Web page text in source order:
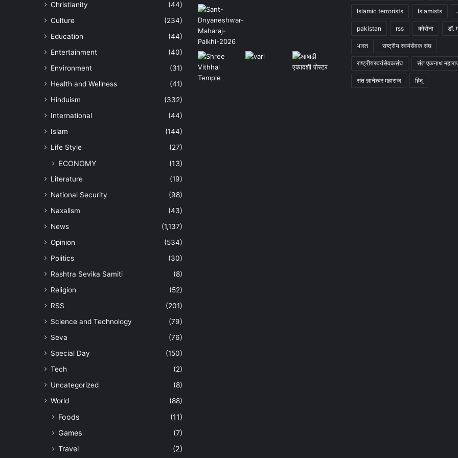
Christianity
(44)
Culture
(234)
Education
(44)
Entertainment
(40)
Environment
(31)
Health and Wellness
(41)
Hinduism
(332)
International
(44)
Islam
(144)
Life Style
(27)
ECONOMY (13)
Literature
(19)
National Security
(98)
Naxalism
(43)
News
(1,137)
Opinion
(534)
Politics
(30)
Rashtra Sevika Samiti
(8)
Religion
(52)
RSS
(201)
Science and Technology
(79)
Seva
(76)
Special Day
(150)
Tech
(2)
Uncategorized
(8)
World
(88)
Foods
(11)
Games
(7)
Travel
(2)
Islamic terrorists Islamists
pakistan rss कोरोना डॉ.
भारत राष्ट्रीय स्वयंसेवक संघ
राष्ट्रीयस्वयंसेवकसंघ संत एकनाथ
संत ज्ञानेश्वर महाराज हिंदू